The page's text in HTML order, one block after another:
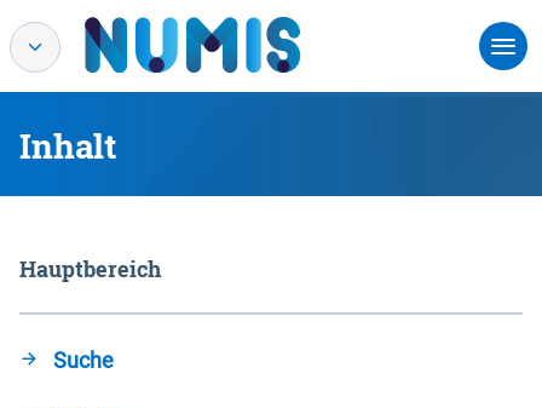
Inhalt
Hauptbereich
Suche